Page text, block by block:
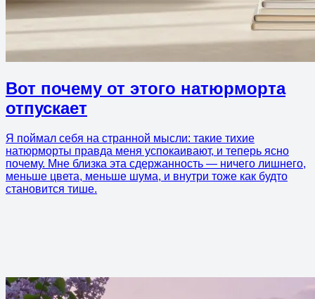
Вот почему от этого натюрморта
отпускает
Я поймал себя на странной мысли: такие тихие
натюрморты правда меня успокаивают, и теперь ясно
почему. Мне близка эта сдержанность — ничего лишнего,
меньше цвета, меньше шума, и внутри тоже как будто
становится тише.